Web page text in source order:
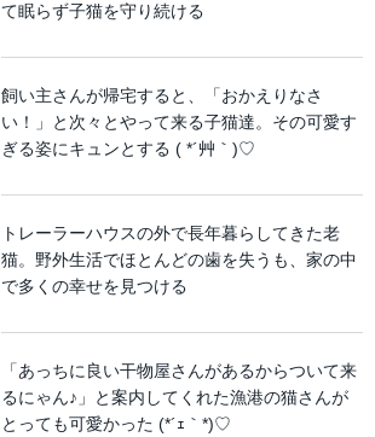
て眠らず子猫を守り続ける
飼い主さんが帰宅すると、「おかえりなさ
い！」と次々とやって来る子猫達。その可愛す
ぎる姿にキュンとする ( *´艸｀)♡
トレーラーハウスの外で長年暮らしてきた老
猫。野外生活でほとんどの歯を失うも、家の中
で多くの幸せを見つける
「あっちに良い干物屋さんがあるからついて来
るにゃん♪」と案内してくれた漁港の猫さんが
とっても可愛かった (*´ｪ｀*)♡